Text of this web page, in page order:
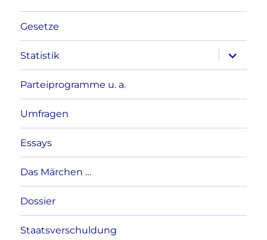
Gesetze
Statistik
anzeigen
Parteiprogramme u. a.
Umfragen
Essays
Das Märchen …
Dossier
Staatsverschuldung